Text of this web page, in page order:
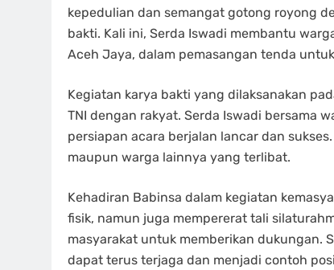
kepedulian dan semangat gotong royong
bakti. Kali ini, Serda Iswadi membantu
Aceh Jaya, dalam pemasangan tenda
Kegiatan karya bakti yang dilaksanakan
TNI dengan rakyat. Serda Iswadi bersama
persiapan acara berjalan lancar dan
maupun warga lainnya yang terlibat.
Kehadiran Babinsa dalam kegiatan
fisik, namun juga mempererat tali
masyarakat untuk memberikan dukungan.
dapat terus terjaga dan menjadi contoh